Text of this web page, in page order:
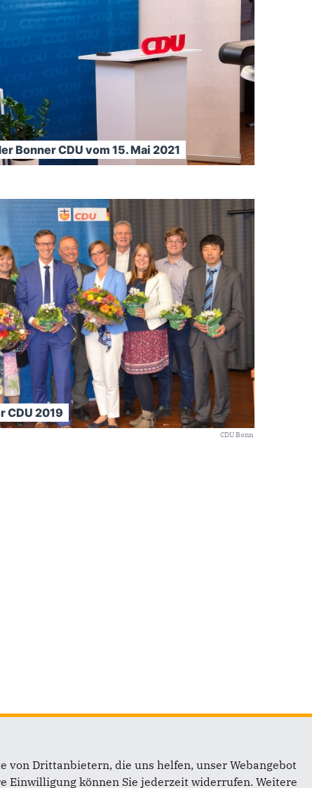
Bonner CDU vom 15. Mai 2021
CDU Bonn
CDU 2019
Links
von Drittanbietern, die uns helfen, unser Webangebot
Einwilligung können Sie jederzeit widerrufen. Weitere